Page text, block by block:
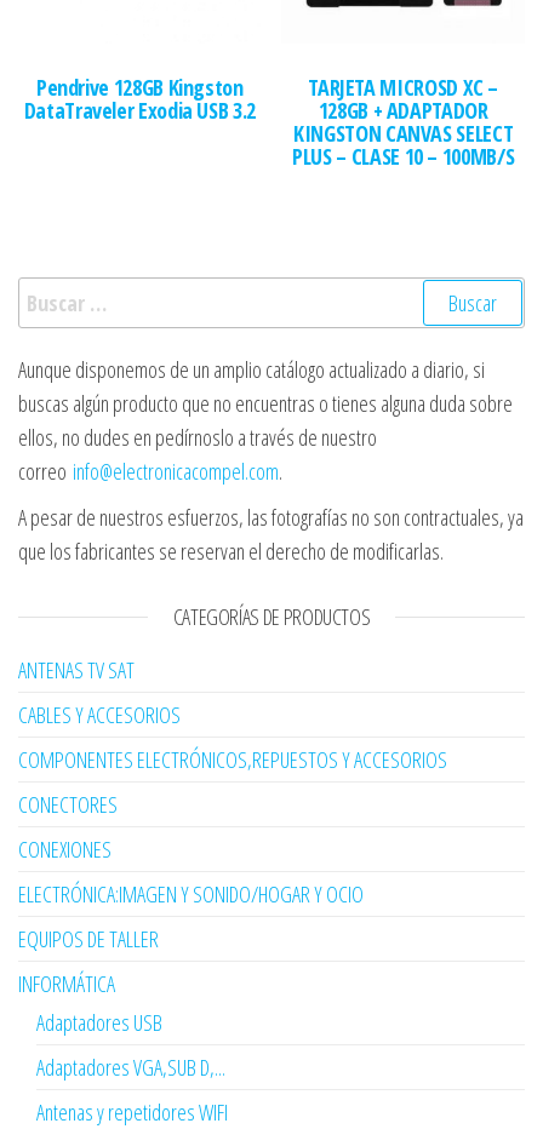
Pendrive 128GB Kingston
DataTraveler Exodia USB 3.2
TARJETA MICROSD XC –
128GB + ADAPTADOR
KINGSTON CANVAS SELECT
PLUS – CLASE 10 – 100MB/S
Buscar:
Aunque disponemos de un amplio catálogo actualizado a diario, si
buscas algún producto que no encuentras o tienes alguna duda sobre
ellos, no dudes en pedírnoslo a través de nuestro
correo info@electronicacompel.com.
A pesar de nuestros esfuerzos, las fotografías no son contractuales, ya
que los fabricantes se reservan el derecho de modificarlas.
CATEGORÍAS DE PRODUCTOS
ANTENAS TV SAT
CABLES Y ACCESORIOS
COMPONENTES ELECTRÓNICOS,REPUESTOS Y ACCESORIOS
CONECTORES
CONEXIONES
ELECTRÓNICA:IMAGEN Y SONIDO/HOGAR Y OCIO
EQUIPOS DE TALLER
INFORMÁTICA
Adaptadores USB
Adaptadores VGA,SUB D,...
Antenas y repetidores WIFI